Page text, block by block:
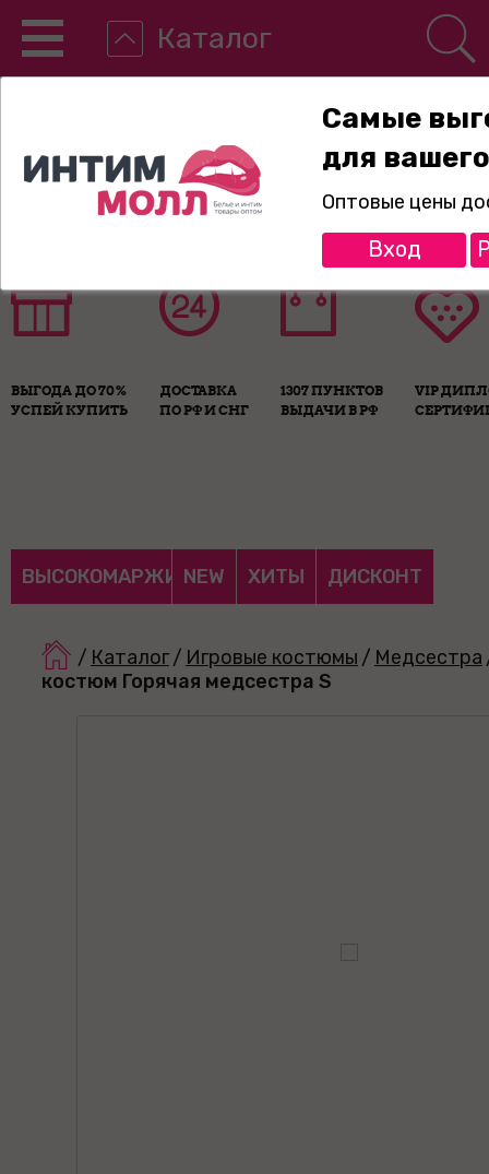
Каталог
8-800-775-89-65
ВЫГОДА ДО 70%
УСПЕЙ КУПИТЬ
ДОСТАВКА
ПО РФ И СНГ
1307 ПУНКТОВ
ВЫДАЧИ В РФ
VIP
ВЫСОКОМАРЖИНАЛЬНЫЕ
NEW ХИТЫ ДИСКОНТ
/ Каталог/ Игровые костюмы / Медсестра
костюм Горячая медсестра S
Самые
для
Оптовые цены
Вход